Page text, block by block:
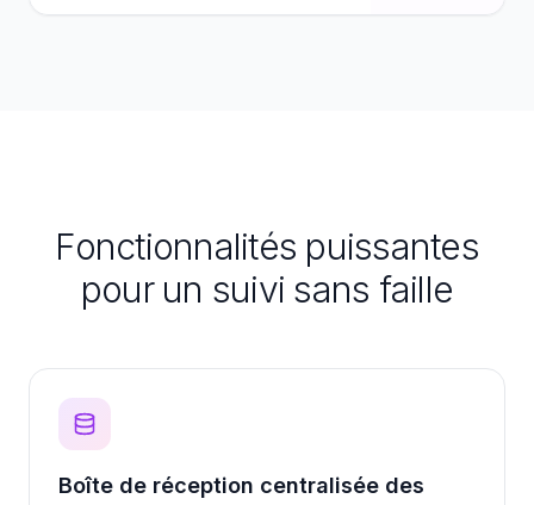
Fonctionnalités puissantes
pour un suivi sans faille
Boîte de réception centralisée des